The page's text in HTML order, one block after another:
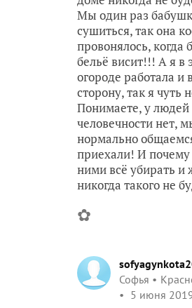
Мы один раз
сушиться, так она
провонялось, когда
бельё висит!!! А я в
огороде работала и
сторону, так я чуть
Понимаете, у людей
человечности нет,
нормально
приехали! И почему
ними всё убирать и
никогда такого не
✿
Софья
5 июня